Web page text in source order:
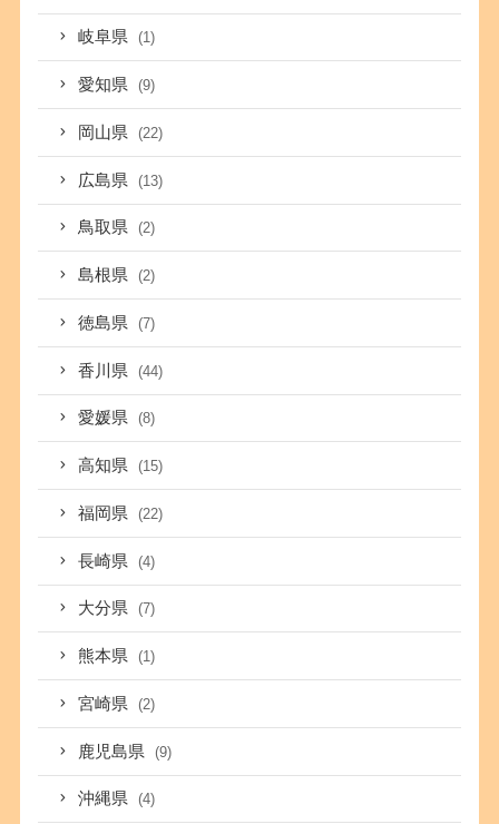
岐阜県 (1)
愛知県 (9)
岡山県 (22)
広島県 (13)
鳥取県 (2)
島根県 (2)
徳島県 (7)
香川県 (44)
愛媛県 (8)
高知県 (15)
福岡県 (22)
長崎県 (4)
大分県 (7)
熊本県 (1)
宮崎県 (2)
鹿児島県 (9)
沖縄県 (4)